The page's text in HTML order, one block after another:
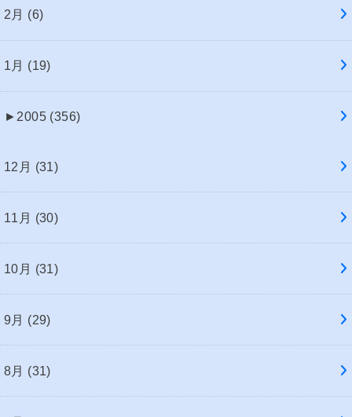
2月 (6)
1月 (19)
► 2005 (356)
12月 (31)
11月 (30)
10月 (31)
9月 (29)
8月 (31)